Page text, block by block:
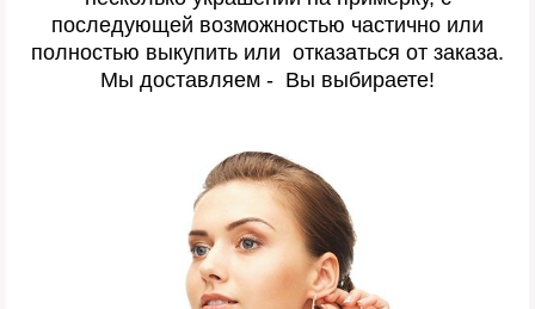
последующей возможностью частично или
полностью выкупить или отказаться от заказа.
Мы доставляем - Вы выбираете!